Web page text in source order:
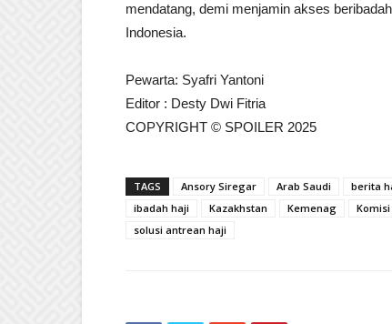
mendatang, demi menjamin akses
Indonesia.
Pewarta: Syafri Yantoni
Editor : Desty Dwi Fitria
COPYRIGHT © SPOILER 2025
TAGS Ansory Siregar Arab Saudi berita
ibadah haji
Kazakhstan Kemenag Komisi
solusi antrean haji